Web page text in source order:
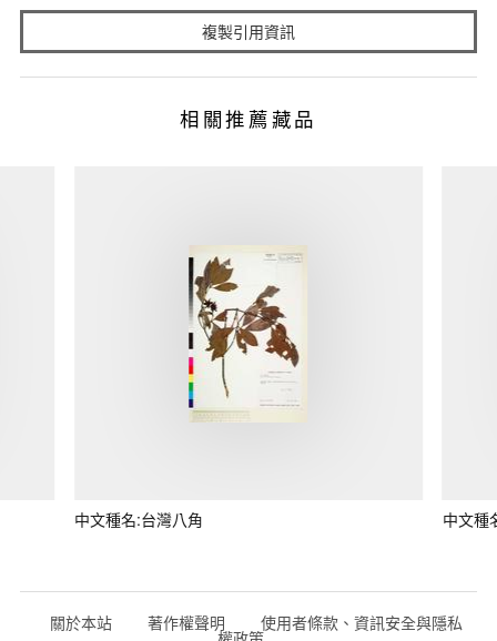
複製引用資訊
相關推薦藏品
中文種名:台灣八角 中文種
關於本站 著作權聲明 使用者條款、資訊安全與隱私